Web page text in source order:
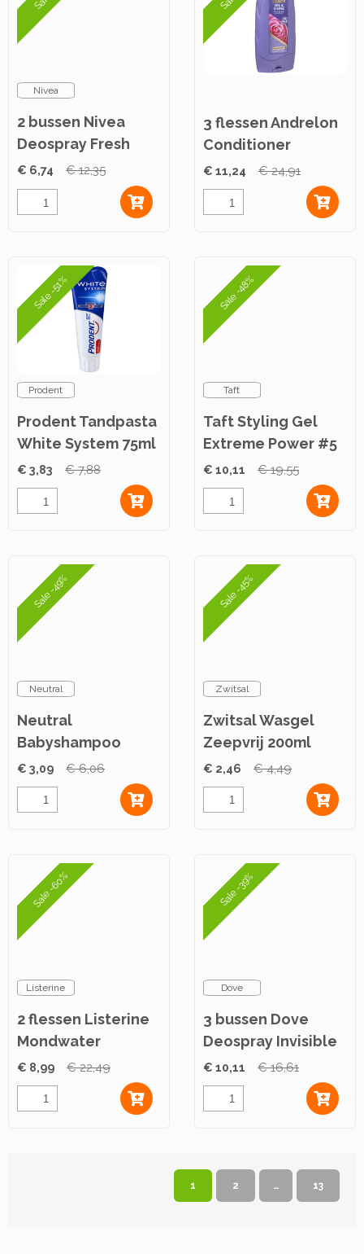
Nivea
2 bussen Nivea
Deospray Fresh
Comfort 0% 150ml
€ 6,74 € 12,35
3 flessen Andrelon
Conditioner
Special Oil & Shine
300ml
€ 11,24 € 24,91
Sale -51%
Prodent
Prodent Tandpasta
White System 75ml
€ 3,83 € 7,88
Sale -48%
Taft
Taft Styling Gel
Extreme Power #5
300ml
€ 10,11 € 19,55
Sale -49%
Neutral
Neutral
Babyshampoo
Normal 250ml
€ 3,09 € 6,06
Sale -45%
Zwitsal
Zwitsal Wasgel
Zeepvrij 200ml
€ 2,46 € 4,49
Sale -60%
Listerine
2 flessen Listerine
Mondwater
Coolmint 500ml
€ 8,99 € 22,49
Sale -39%
Dove
3 bussen Dove
Deospray Invisible
Dry 150ml
€ 10,11 € 16,61
1 2 … 13